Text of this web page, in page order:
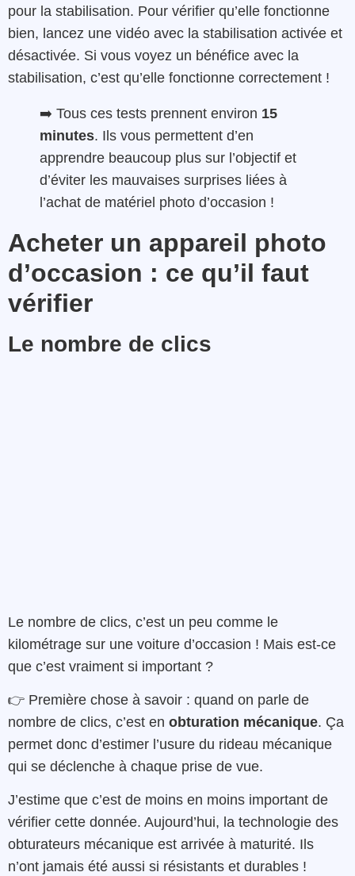
pour la stabilisation. Pour vérifier qu’elle fonctionne
bien, lancez une vidéo avec la stabilisation activée et
désactivée. Si vous voyez un bénéfice avec la
stabilisation, c’est qu’elle fonctionne correctement !
➡️ Tous ces tests prennent environ 15
minutes. Ils vous permettent d’en
apprendre beaucoup plus sur l’objectif et
d’éviter les mauvaises surprises liées à
l’achat de matériel photo d’occasion !
Acheter un appareil photo
d’occasion : ce qu’il faut
vérifier
Le nombre de clics
Le nombre de clics, c’est un peu comme le
kilométrage sur une voiture d’occasion ! Mais est-ce
que c’est vraiment si important ?
👉 Première chose à savoir : quand on parle de
nombre de clics, c’est en obturation mécanique. Ça
permet donc d’estimer l’usure du rideau mécanique
qui se déclenche à chaque prise de vue.
J’estime que c’est de moins en moins important de
vérifier cette donnée. Aujourd’hui, la technologie des
obturateurs mécanique est arrivée à maturité. Ils
n’ont jamais été aussi si résistants et durables !